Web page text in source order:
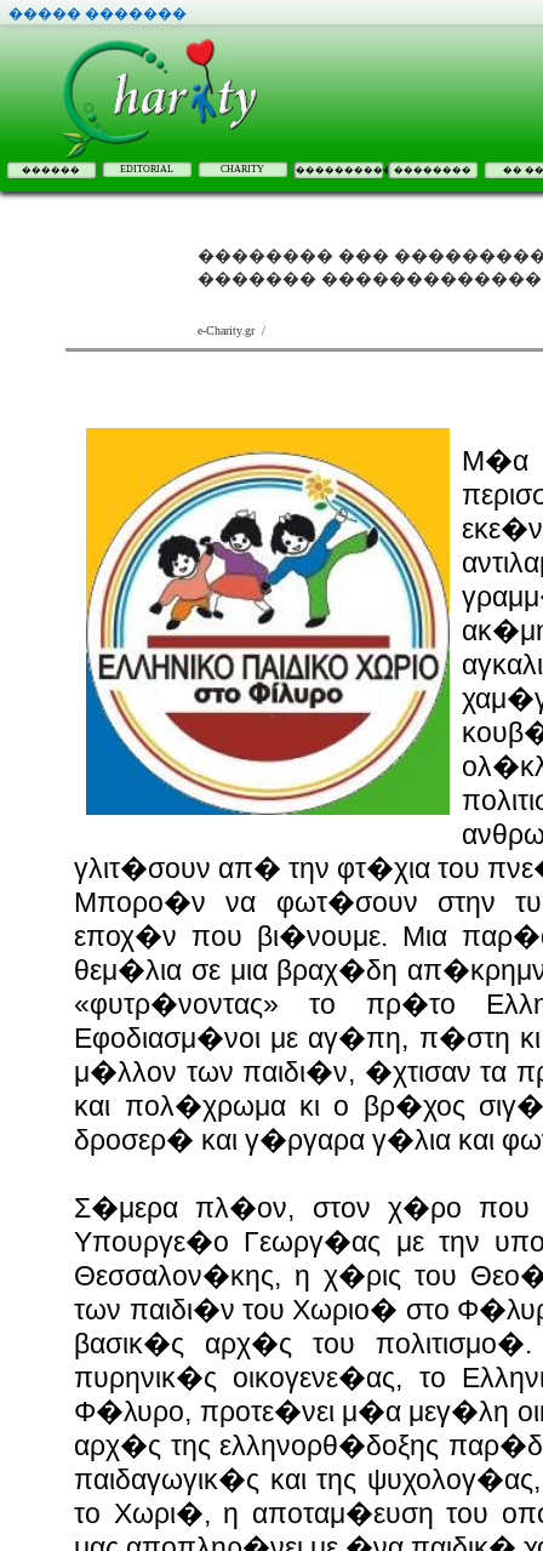
����� �������
������ EDITORIAL CHARITY ���������� �������� ��
�������� ���
�������
e-Charity.gr /
Μ�α
γλιτ�σουν απ� την φτ�χια του
Μπορο�ν να φωτ�σουν στην
εποχ�ν που βι�νουμε. Μια
θεμ�λια σε μια βραχ�δη
«φυτρ�νοντας» το πρ�το
Εφοδιασμ�νοι με αγ�πη, π�στη
μ�λλον των παιδι�ν, �χτισαν τα
και πολ�χρωμα κι ο βρ�χος
δροσερ� και γ�ργαρα γ�λια και
Σ�μερα πλ�ον, στον χ�ρο
Υπουργε�ο Γεωργ�ας με την
Θεσσαλον�κης, η χ�ρις του
των παιδι�ν του Χωριο� στο
βασικ�ς αρχ�ς του
πυρηνικ�ς οικογενε�ας, το
Φ�λυρο, προτε�νει μ�α μεγ�λη
αρχ�ς της ελληνορθ�δοξης
παιδαγωγικ�ς και της
το Χωρι�, η αποταμ�ευση του